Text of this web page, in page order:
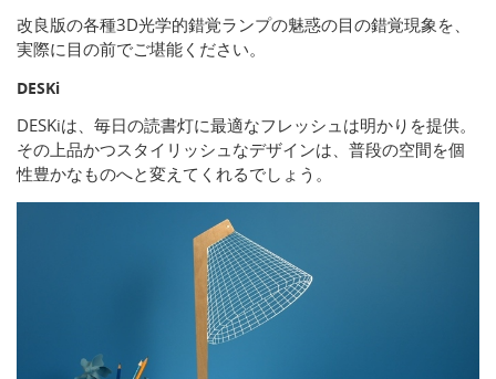
改良版の各種3D光学的錯覚ランプの魅惑の目の錯覚現象を、
実際に目の前でご堪能ください。
DESKi
DESKiは、毎日の読書灯に最適なフレッシュは明かりを提供。
その上品かつスタイリッシュなデザインは、普段の空間を個
性豊かなものへと変えてくれるでしょう。